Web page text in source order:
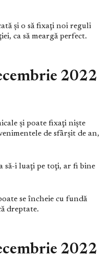
şi o să fixaţi noi reguli
ca să meargă perfect.
2022
şi poate fixaţi nişte
de sfârşit de an,
să-i luaţi pe toţi, ar fi bine
se încheie cu fundă
dreptate.
2022